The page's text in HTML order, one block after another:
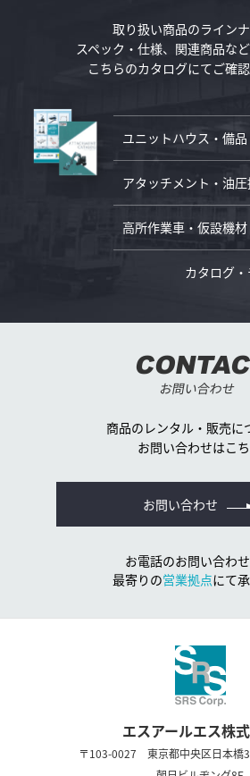
取り扱い商品のラインナ
スペック・仕様、 関連商品な
こちらのカタログにてご確認
ユニットハウス・備品
アタッチメント・油
高所作業車・仮設機材
カタログ
お問い合わせ
商品のレンタル・販売に
お問い合わせはこ
お問い合わせ
お電話のお問い合わせ
最寄りの営業拠点にて
エスアールエス株
〒103-0027 東京都中央区日本橋